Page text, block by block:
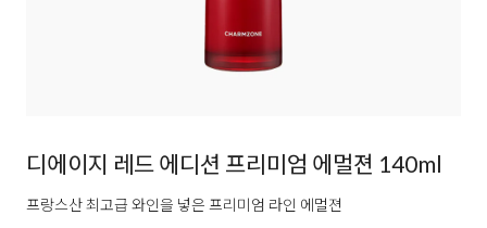
디에이지 레드 에디션 프리미엄 에멀젼 140ml
프랑스산 최고급 와인을 넣은 프리미엄 라인 에멀젼